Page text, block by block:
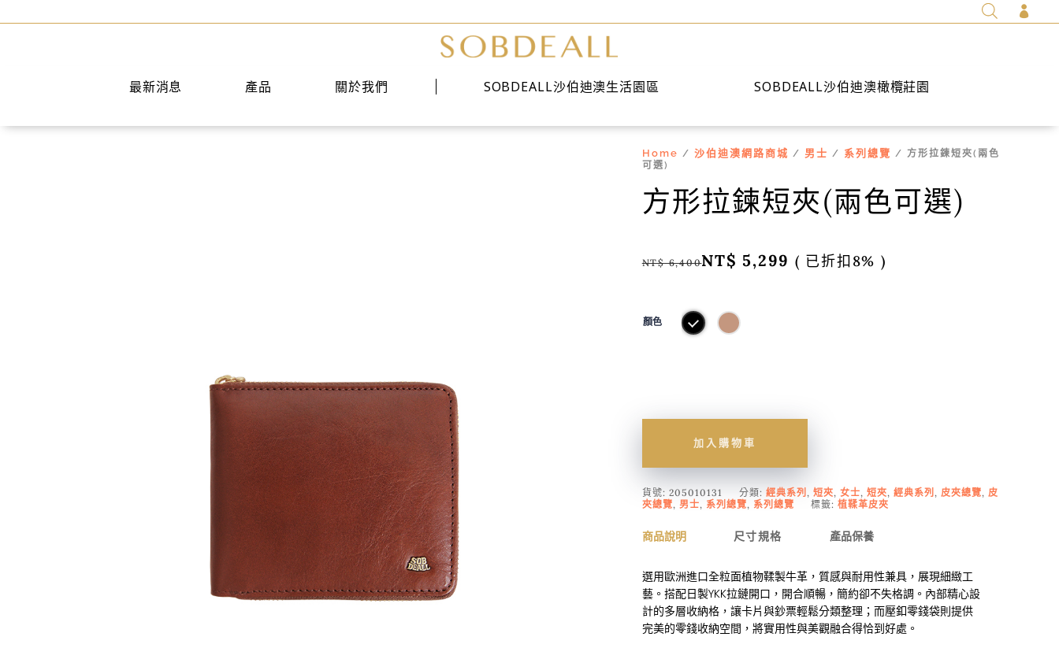

最新消息 產品 關於我們 SOBDEALL沙伯迪澳生活園區 SOBDEALL沙伯迪澳橄欖莊園
Home / 沙伯迪澳網路商城 / 男士 / 系列總覽 / 方形拉鍊短夾(兩色
可選)
方形拉鍊短夾(兩色可選)
NT$6,400NT$ 5,299 ( 已折扣8% )
顏色
加入購物車
貨號: 205010131 分類: 經典系列 , 短夾, 女士, 短夾, 經典系列 , 皮夾總覽, 皮
夾總覽, 男士, 系列總覽, 系列總覽 標籤: 植鞣革皮夾
商品說明 尺寸規格 產品保養
選用歐洲進口全粒面植物鞣製牛革，質感與耐用性兼具，展現細緻工
藝。搭配日製YKK拉鏈開口，開合順暢，簡約卻不失格調。內部精心設
計的多層收納格，讓卡片與鈔票輕鬆分類整理；而壓釦零錢袋則提供
完美的零錢收納空間，將實用性與美觀融合得恰到好處。